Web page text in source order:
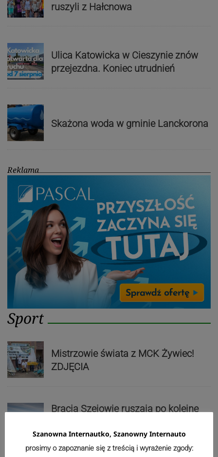
ruszyli z Hałcnowa
Ulica Katowicka w Cieszynie znów
przejezdna. Koniec utrudnień
Skażona woda w gminie Lanckorona
Reklama
Sport
Mistrzowie świata z MCK Żywiec!
ZDJĘCIA
Bracia Szejowie ruszają po kolejne
wystartują w Rajdzie Rzeszowskim
Szanowna Internautko, Szanowny Internauto
prosimy o zapoznanie się z treścią i wyrażenie zgody: